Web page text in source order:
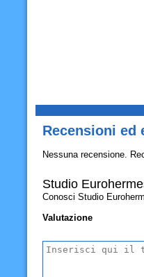
Recensioni ed
Nessuna recensione.
Studio
Conosci Studio
Valutazione